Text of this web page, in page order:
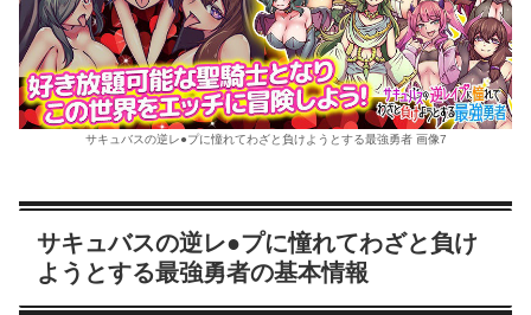
サキュバスの逆レ●プに憧れてわざと負けようとする最強勇者 画像7
サキュバスの逆レ●プに憧れてわざと負け
ようとする最強勇者の基本情報